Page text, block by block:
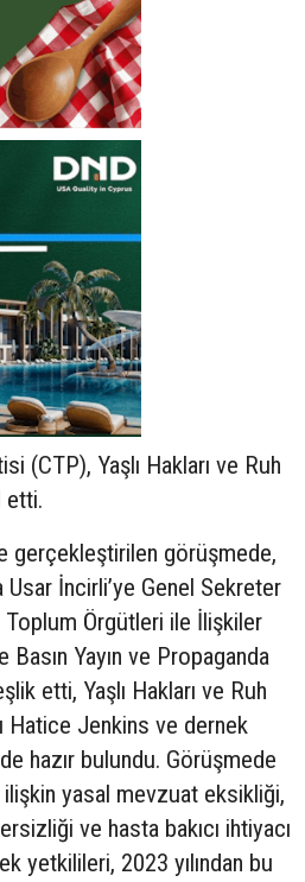
(CTP), Yaşlı Hakları ve Ruh
etti.
gerçekleştirilen görüşmede,
Usar İncirli’ye Genel Sekreter
Örgütleri ile İlişkiler
Yayın ve Propaganda
etti, Yaşlı Hakları ve Ruh
Hatice Jenkins ve dernek
hazır bulundu. Görüşmede
ilişkin yasal mevzuat eksikliği,
ve hasta bakıcı ihtiyacı
yetkilileri, 2023 yılından bu